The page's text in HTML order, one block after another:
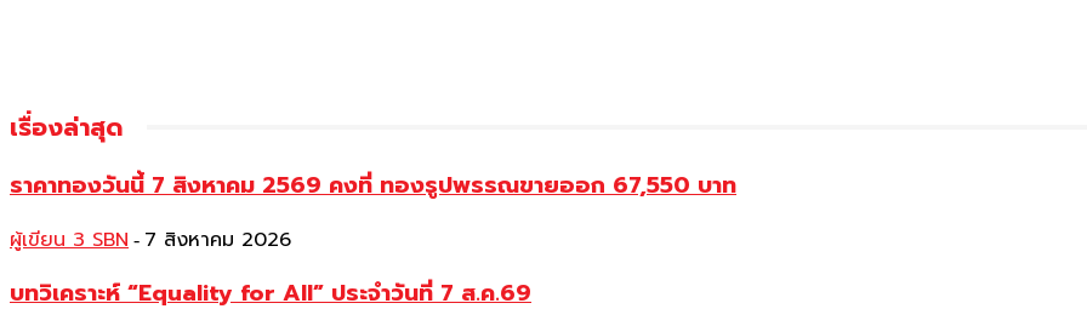
เรื่องล่าสุด
ราคาทองวันนี้ 7 สิงหาคม 2569 คงที่ ทองรูปพรรณขายออก 67,550 บาท
ผู้เขียน 3 SBN - 7 สิงหาคม 2026
บทวิเคราะห์ “Equality for All” ประจำวันที่ 7 ส.ค.69